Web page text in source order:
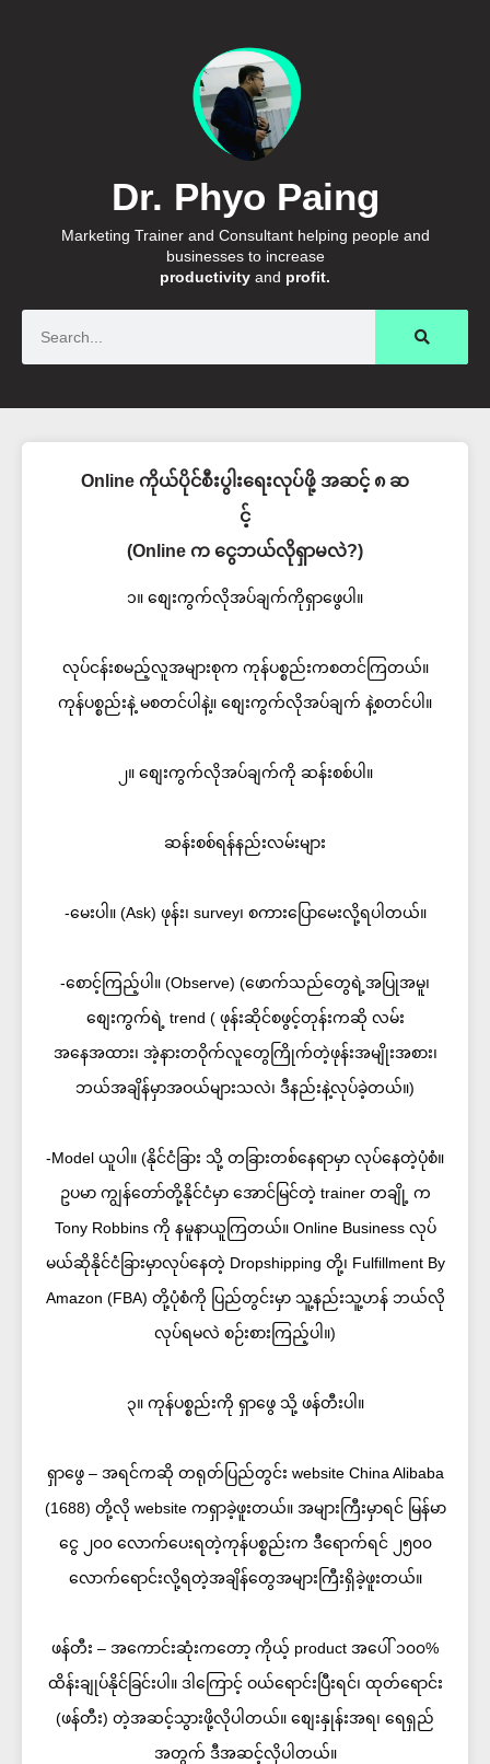
Dr. Phyo Paing
Marketing Trainer and Consultant helping people and
businesses to increase
productivity and profit.
Online ကိုယ်ပိုင်စီးပွါးရေးလုပ်ဖို့ အဆင့် ၈ ဆ
င့်
(Online က ငွေဘယ်လိုရှာမလဲ?)
၁။ စျေးကွက်လိုအပ်ချက်ကိုရှာဖွေပါ။
လုပ်ငန်းစမည့်လူအများစုက ကုန်ပစ္စည်းကစတင်ကြတယ်။
ကုန်ပစ္စည်းနဲ့ မစတင်ပါနဲ့။ စျေးကွက်လိုအပ်ချက် နဲ့စတင်ပါ။
၂။ စျေးကွက်လိုအပ်ချက်ကို ဆန်းစစ်ပါ။
ဆန်းစစ်ရန်နည်းလမ်းများ
-မေးပါ။ (Ask) ဖုန်း၊ survey၊ စကားပြောမေးလို့ရပါတယ်။
-စောင့်ကြည့်ပါ။ (Observe) (ဖောက်သည်တွေရဲ့အပြုအမူ၊
စျေးကွက်ရဲ့ trend ( ဖုန်းဆိုင်စဖွင့်တုန်းကဆို လမ်း
အနေအထား၊ အဲ့နားတဝိုက်လူတွေကြိုက်တဲ့ဖုန်းအမျိုးအစား၊
ဘယ်အချိန်မှာအဝယ်များသလဲ၊ ဒီနည်းနဲ့လုပ်ခဲ့တယ်။)
-Model ယူပါ။ (နိုင်ငံခြား သို့ တခြားတစ်နေရာမှာ လုပ်နေတဲ့ပုံစံ။
ဥပမာ ကျွန်တော်တို့နိုင်ငံမှာ အောင်မြင်တဲ့ trainer တချို့ က
Tony Robbins ကို နမူနာယူကြတယ်။ Online Business လုပ်
မယ်ဆိုနိုင်ငံခြားမှာလုပ်နေတဲ့ Dropshipping တို့၊ Fulfillment By
Amazon (FBA) တို့ပုံစံကို ပြည်တွင်းမှာ သူ့နည်းသူ့ဟန် ဘယ်လို
လုပ်ရမလဲ စဉ်းစားကြည့်ပါ။)
၃။ ကုန်ပစ္စည်းကို ရှာဖွေ သို့ ဖန်တီးပါ။
ရှာဖွေ – အရင်ကဆို တရုတ်ပြည်တွင်း website China Alibaba
(1688) တို့လို website ကရှာခဲ့ဖူးတယ်။ အများကြီးမှာရင် မြန်မာ
ငွေ ၂၀၀ လောက်ပေးရတဲ့ကုန်ပစ္စည်းက ဒီရောက်ရင် ၂၅၀၀
လောက်ရောင်းလို့ရတဲ့အချိန်တွေအများကြီးရှိခဲ့ဖူးတယ်။
ဖန်တီး – အကောင်းဆုံးကတော့ ကိုယ့် product အပေါ် ၁၀၀%
ထိန်းချုပ်နိုင်ခြင်းပါ။ ဒါကြောင့် ဝယ်ရောင်းပြီးရင်၊ ထုတ်ရောင်း
(ဖန်တီး) တဲ့အဆင့်သွားဖို့လိုပါတယ်။ စျေးနှုန်းအရ၊ ရေရှည်
အတွက် ဒီအဆင့်လိုပါတယ်။